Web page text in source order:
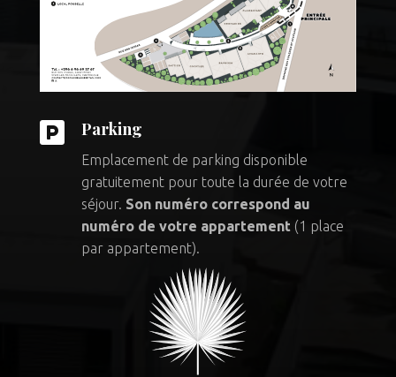
 Parking
Emplacement de parking disponible
gratuitement pour toute la durée de votre
séjour. Son numéro correspond au
numéro de votre appartement (1 place
par appartement).